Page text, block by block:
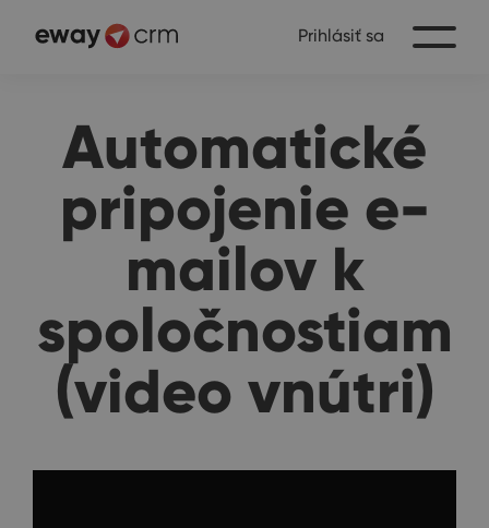
Prihlásiť sa
Automatické
pripojenie e-
mailov k
spoločnostiam
(video vnútri)